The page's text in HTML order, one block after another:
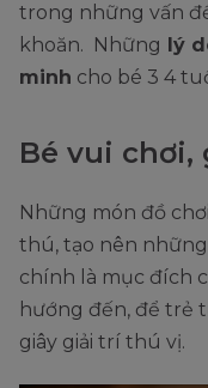
trong những vấn
khoăn. Những
lý
minh cho bé 3 4
Bé vui chơi,
Những món đồ
thú, tạo nên
chính là mục đích
hướng đến, để trẻ
giây giải trí thú vị.